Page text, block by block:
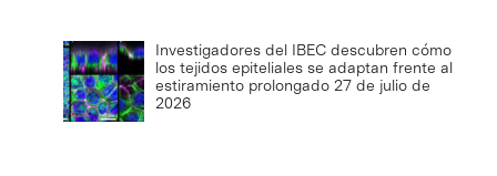
Investigadores del IBEC descubren cómo
los tejidos epiteliales se adaptan frente al
estiramiento prolongado 27 de julio de
2026